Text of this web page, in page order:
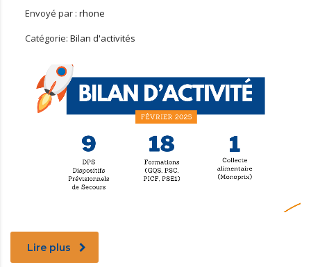
Envoyé par : rhone
Catégorie: Bilan d'activités
Lire plus